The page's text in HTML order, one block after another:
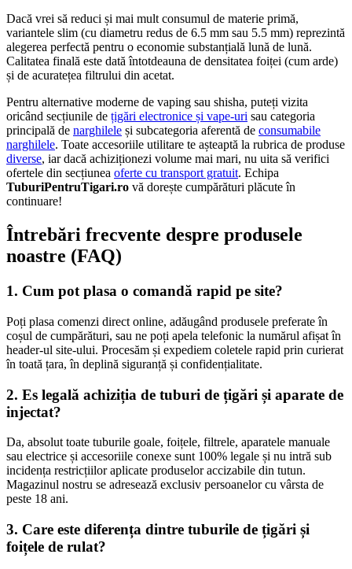
Dacă vrei să reduci și mai mult consumul de materie primă,
variantele slim (cu diametru redus de 6.5 mm sau 5.5 mm) reprezintă
alegerea perfectă pentru o economie substanțială lună de lună.
Calitatea finală este dată întotdeauna de densitatea foiței (cum arde)
și de acuratețea filtrului din acetat.
Pentru alternative moderne de vaping sau shisha, puteți vizita
oricând secțiunile de țigări electronice și vape-uri sau categoria
principală de narghilele și subcategoria aferentă de consumabile
narghilele. Toate accesoriile utilitare te așteaptă la rubrica de produse
diverse, iar dacă achiziționezi volume mai mari, nu uita să verifici
ofertele din secțiunea oferte cu transport gratuit. Echipa
TuburiPentruTigari.ro vă dorește cumpărături plăcute în
continuare!
Întrebări frecvente despre produsele
noastre (FAQ)
1. Cum pot plasa o comandă rapid pe site?
Poți plasa comenzi direct online, adăugând produsele preferate în
coșul de cumpărături, sau ne poți apela telefonic la numărul afișat în
header-ul site-ului. Procesăm și expediem coletele rapid prin curierat
în toată țara, în deplină siguranță și confidențialitate.
2. Es legală achiziția de tuburi de țigări și aparate de
injectat?
Da, absolut toate tuburile goale, foițele, filtrele, aparatele manuale
sau electrice și accesoriile conexe sunt 100% legale și nu intră sub
incidența restricțiilor aplicate produselor accizabile din tutun.
Magazinul nostru se adresează exclusiv persoanelor cu vârsta de
peste 18 ani.
3. Care este diferența dintre tuburile de țigări și
foițele de rulat?